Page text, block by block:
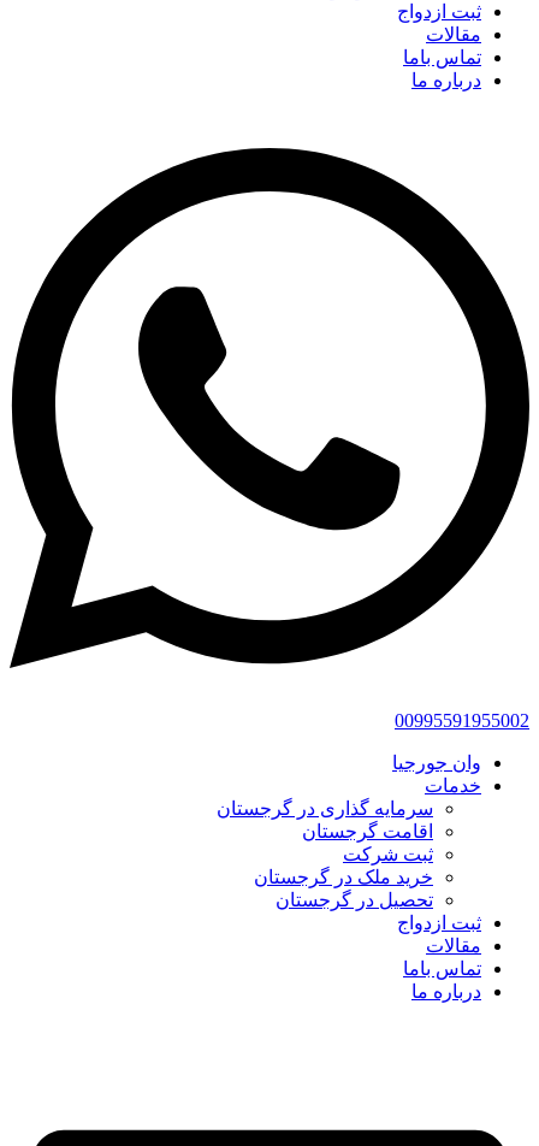
ثبت ازدواج
مقالات
تماس باما
درباره ما
00995591955002
وان جورجیا
خدمات
سرمایه گذاری در گرجستان
اقامت گرجستان
ثبت شرکت
خرید ملک در گرجستان
تحصیل در گرجستان
ثبت ازدواج
مقالات
تماس باما
درباره ما